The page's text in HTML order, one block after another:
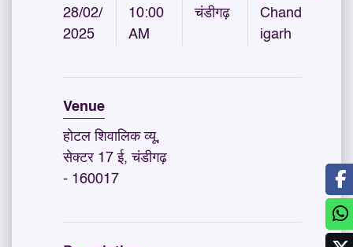
28/02/
2025
10:00
AM
चंडीगढ़
Chand
igarh
Venue
होटल शिवालिक व्यू,
सेक्टर 17 ई, चंडीगढ़
- 160017